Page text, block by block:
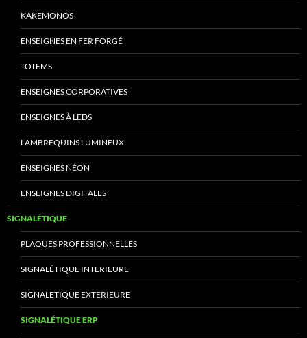
KAKEMONOS
ENSEIGNES EN FER FORGÉ
TOTEMS
ENSEIGNES CORPORATIVES
ENSEIGNES À LEDS
LAMBREQUINS LUMINEUX
ENSEIGNES NÉON
ENSEIGNES DIGITALES
SIGNALÉTIQUE
PLAQUES PROFESSIONNELLES
SIGNALÉTIQUE INTERIEURE
SIGNALETIQUE EXTERIEURE
SIGNALÉTIQUE ERP